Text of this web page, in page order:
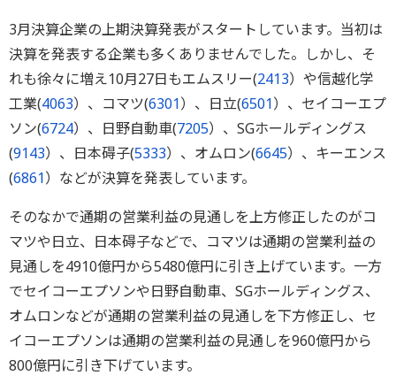
3月決算企業の上期決算発表がスタートしています。当初は
決算を発表する企業も多くありませんでした。しかし、そ
れも徐々に増え10月27日もエムスリー(2413）や信越化学
工業(4063）、コマツ(6301）、日立(6501）、セイコーエプ
ソン(6724）、日野自動車(7205）、SGホールディングス
(9143）、日本碍子(5333）、オムロン(6645）、キーエンス
(6861）などが決算を発表しています。
そのなかで通期の営業利益の見通しを上方修正したのがコ
マツや日立、日本碍子などで、コマツは通期の営業利益の
見通しを4910億円から5480億円に引き上げています。一方
でセイコーエプソンや日野自動車、SGホールディングス、
オムロンなどが通期の営業利益の見通しを下方修正し、セ
イコーエプソンは通期の営業利益の見通しを960億円から
800億円に引き下げています。